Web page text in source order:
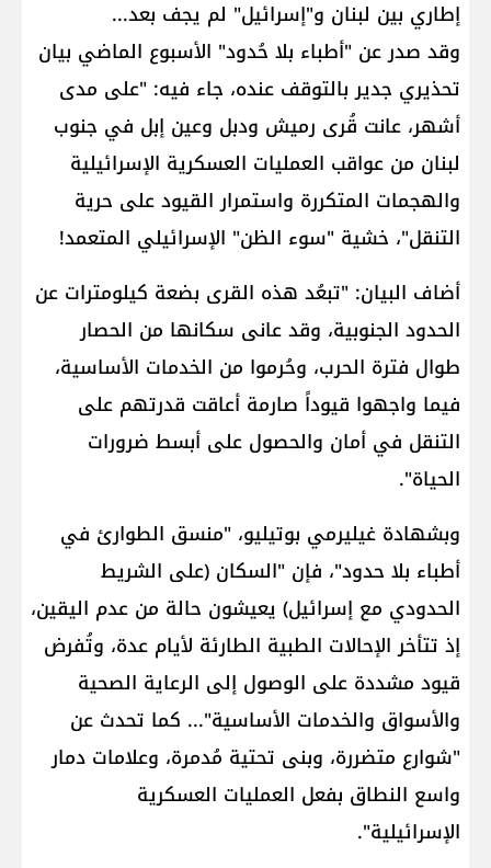
إطاري بين لبنان و"إسرائيل" لم يجف بعد...
وقد صدر عن "أطباء بلا حُدود" الأسبوع الماضي بيان
تحذيري جدير بالتوقف عنده، جاء فيه: "على مدى
أشهر، عانت قُرى ​رميش​ و​دبل​ و​عين إبل​ في جنوب
لبنان من عواقب العمليات العسكرية الإسرائيلية
والهجمات المتكررة واستمرار القيود على حرية
التنقل"، خشية "سوء الظن" الإسرائيلي المتعمد!
أضاف البيان: "تبعُد هذه القرى بضعة كيلومترات عن
الحدود الجنوبية، وقد عانى سكانها من الحصار
طوال فترة الحرب، وحُرموا من الخدمات الأساسية،
فيما واجهوا قيوداً صارمة أعاقت قدرتهم على
التنقل في أمان والحصول على أبسط ضرورات
الحياة".
وبشهادة ​غيليرمي بوتيليو​، "منسق الطوارئ في ​
أطباء بلا حدود​"، فإن "السكان (على الشريط
الحدودي مع إسرائيل) يعيشون حالة من عدم اليقين،
إذ تتأخر الإحالات الطبية الطارئة لأيام عدة، وتُفرض
قيود مشددة على الوصول إلى الرعاية الصحية
والأسواق والخدمات الأساسية"... كما تحدث عن
"شوارع متضررة، وبنى تحتية مُدمرة، وعلامات دمار
واسع النطاق بفعل العمليات العسكرية
الإسرائيلية".